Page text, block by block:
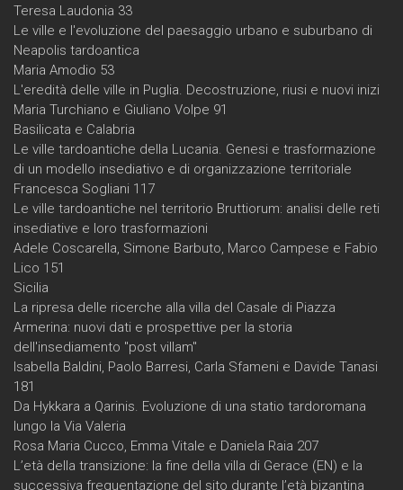
Teresa Laudonia 33
Le ville e l'evoluzione del paesaggio urbano e suburbano di
Neapolis tardoantica
Maria Amodio 53
L'eredità delle ville in Puglia. Decostruzione, riusi e nuovi inizi
Maria Turchiano e Giuliano Volpe 91
Basilicata e Calabria
Le ville tardoantiche della Lucania. Genesi e trasformazione
di un modello insediativo e di organizzazione territoriale
Francesca Sogliani 117
Le ville tardoantiche nel territorio Bruttiorum: analisi delle reti
insediative e loro trasformazioni
Adele Coscarella, Simone Barbuto, Marco Campese e Fabio
Lico 151
Sicilia
La ripresa delle ricerche alla villa del Casale di Piazza
Armerina: nuovi dati e prospettive per la storia
dell'insediamento "post villam"
Isabella Baldini, Paolo Barresi, Carla Sfameni e Davide Tanasi
181
Da Hykkara a Qarinis. Evoluzione di una statio tardoromana
lungo la Via Valeria
Rosa Maria Cucco, Emma Vitale e Daniela Raia 207
L’età della transizione: la fine della villa di Gerace (EN) e la
successiva frequentazione del sito durante l’età bizantina